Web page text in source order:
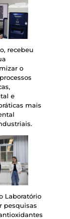
recebeu
o
e
mais
Laboratório
pesquisas